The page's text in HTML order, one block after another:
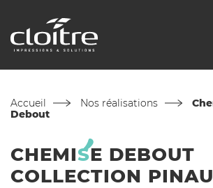
Accueil Nos réalisations
Debout
CHEMISE DEBOUT
COLLECTION